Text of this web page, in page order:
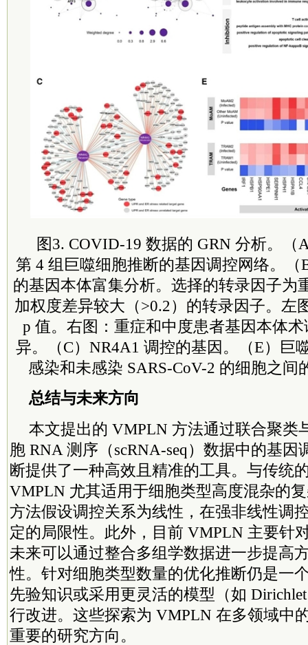
图3. COVID-19 数据的 GRN 分析。（
第 4 组巨噬细胞推断的基因调控网络。（
的基因本体富集分析。选择的转录因子为
加权度差异较大（>0.2）的转录因子。左
p 值。右图：重症和中度患者基因本体
异。（C）NR4A1 调控的基因。（E）巨
感染和未感染 SARS-CoV-2 的细胞之间
总结与未来方向
本文提出的 VMPLN 方法通过联合聚类
胞 RNA 测序（scRNA-seq）数据中的基因
断提供了一种高效且精准的工具。与传统
VMPLN 尤其适用于细胞类型高度混杂的
方法假设调控关系为线性，在强非线性调
定的局限性。此外，目前 VMPLN 主要针
未来可以通过整合多组学数据进一步提高
性。针对细胞类型数量的优化推断仍是一
先验知识或采用更灵活的模型（如
行改进。这些探索为 VMPLN 在多领域中
重要的研究方向。